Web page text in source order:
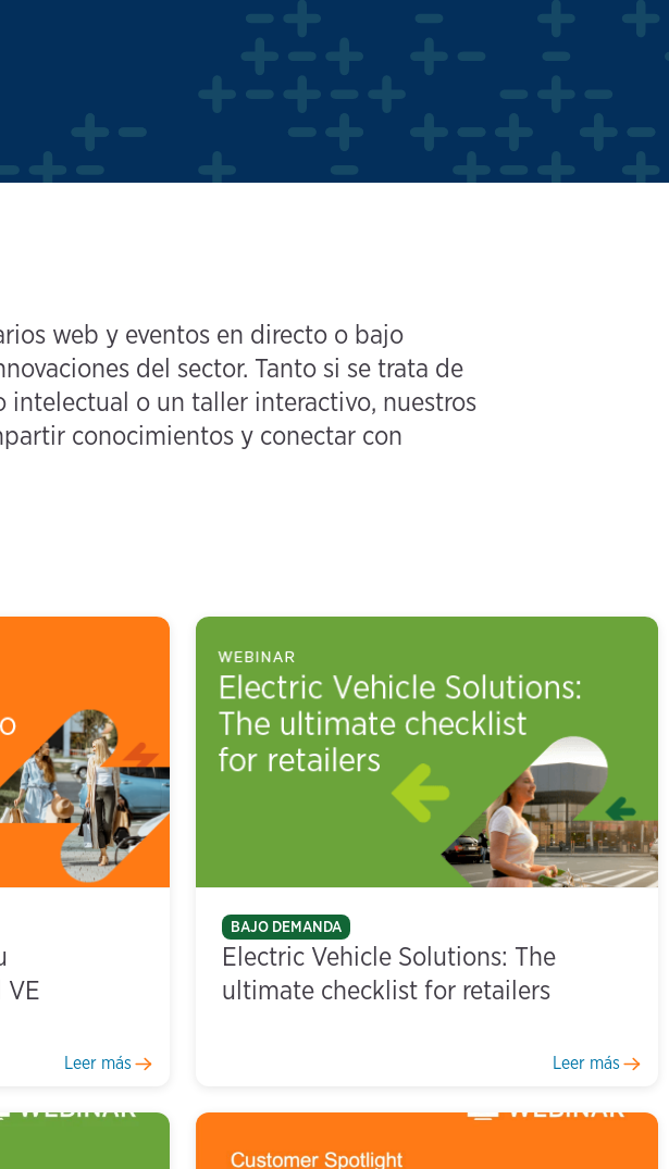
web y eventos en directo o bajo
del sector. Tanto si se trata de
o un taller interactivo, nuestros
conocimientos y conectar con
VE
Leer más
BAJO DEMANDA
Electric Vehicle Solutions: The
ultimate checklist for retailers
Leer más